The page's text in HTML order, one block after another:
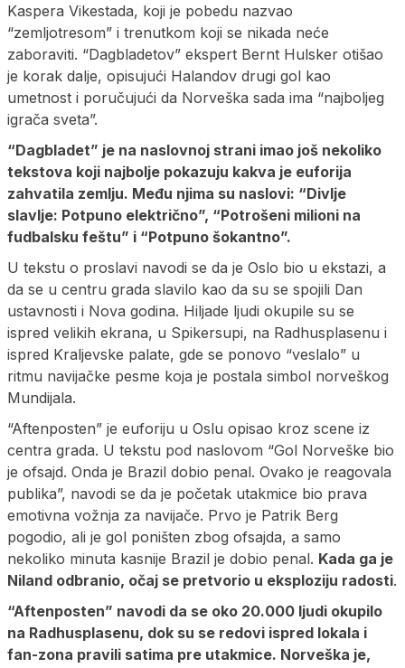
Kaspera Vikestada, koji je pobedu nazvao
“zemljotresom” i trenutkom koji se nikada neće
zaboraviti. “Dagbladetov” ekspert Bernt Hulsker otišao
je korak dalje, opisujući Halandov drugi gol kao
umetnost i poručujući da Norveška sada ima “najboljeg
igrača sveta”.
“Dagbladet” je na naslovnoj strani imao još nekoliko
tekstova koji najbolje pokazuju kakva je euforija
zahvatila zemlju. Među njima su naslovi: “Divlje
slavlje: Potpuno električno”, “Potrošeni milioni na
fudbalsku feštu” i “Potpuno šokantno”.
U tekstu o proslavi navodi se da je Oslo bio u ekstazi, a
da se u centru grada slavilo kao da su se spojili Dan
ustavnosti i Nova godina. Hiljade ljudi okupile su se
ispred velikih ekrana, u Spikersupi, na Radhusplasenu i
ispred Kraljevske palate, gde se ponovo “veslalo” u
ritmu navijačke pesme koja je postala simbol norveškog
Mundijala.
“Aftenposten” je euforiju u Oslu opisao kroz scene iz
centra grada. U tekstu pod naslovom “Gol Norveške bio
je ofsajd. Onda je Brazil dobio penal. Ovako je reagovala
publika”, navodi se da je početak utakmice bio prava
emotivna vožnja za navijače. Prvo je Patrik Berg
pogodio, ali je gol poništen zbog ofsajda, a samo
nekoliko minuta kasnije Brazil je dobio penal. Kada ga je
Niland odbranio, očaj se pretvorio u eksploziju radosti.
“Aftenposten” navodi da se oko 20.000 ljudi okupilo
na Radhusplasenu, dok su se redovi ispred lokala i
fan-zona pravili satima pre utakmice. Norveška je,